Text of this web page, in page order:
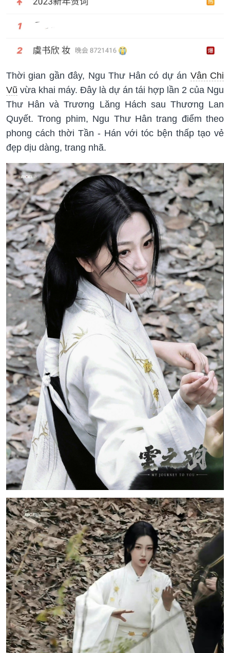
Thời gian gần đây, Ngu Thư Hân có dự án Vân Chi
Vũ vừa khai máy. Đây là dự án tái hợp lần 2 của Ngu
Thư Hân và Trương Lăng Hách sau Thương Lan
Quyết. Trong phim, Ngu Thư Hân trang điểm theo
phong cách thời Tần - Hán với tóc bện thấp tạo vẻ
đẹp dịu dàng, trang nhã.